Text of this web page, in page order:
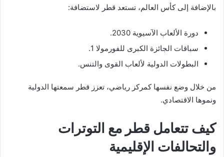
بالإضافة إلى كأس العالم، تستعد قطر لاستضافة:
دورة الألعاب الآسيوية 2030.
سباقات الجائزة الكبرى للفورمولا 1.
البطولات الدولية لألعاب القوى والتنس.
من خلال وضع نفسها كمركز رياضي، تعزز قطر سمعتها الدولية
ونموها الاقتصادي.
كيف تتعامل قطر مع التوترات
والتحالفات الإقليمية